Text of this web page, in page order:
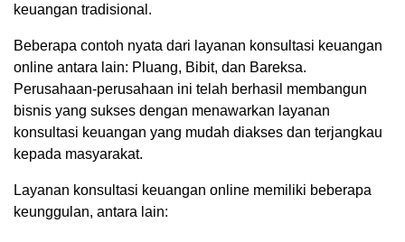
keuangan tradisional.
Beberapa contoh nyata dari layanan konsultasi keuangan
online antara lain: Pluang, Bibit, dan Bareksa.
Perusahaan-perusahaan ini telah berhasil membangun
bisnis yang sukses dengan menawarkan layanan
konsultasi keuangan yang mudah diakses dan terjangkau
kepada masyarakat.
Layanan konsultasi keuangan online memiliki beberapa
keunggulan, antara lain: